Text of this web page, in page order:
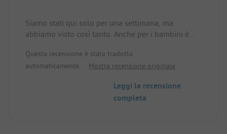
Siamo stati qui solo per una settimana, ma
abbiamo visto così tanto. Anche per i bambini è
funivia, andare in piscina all'aperto o in montagna.
Anche i servizi igienici erano super puliti. Non ho
famiglia che gestisce il resort è molto cordiale e
disponibile. Le idee per le escursioni vengono
Questa recensione è stata tradotta
automaticamente.
Mostra recensione originale
Leggi la recensione
completa